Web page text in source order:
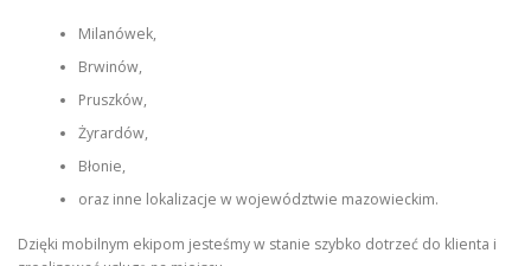
Milanówek,
Brwinów,
Pruszków,
Żyrardów,
Błonie,
oraz inne lokalizacje w województwie mazowieckim.
Dzięki mobilnym ekipom jesteśmy w stanie szybko dotrzeć do klienta i